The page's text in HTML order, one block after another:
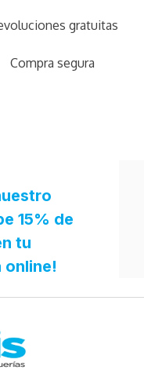
gratuitas
Compra segura